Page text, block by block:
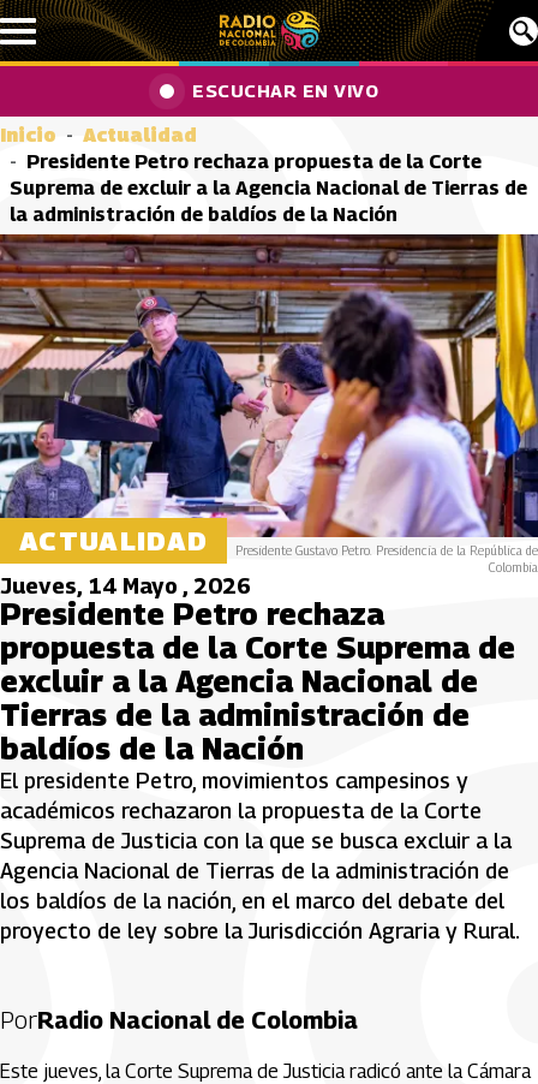
Pasar al contenido principal
ESCUCHAR EN VIVO
Inicio
Actualidad
Presidente Petro rechaza propuesta de la Corte
Suprema de excluir a la Agencia Nacional de Tierras de
la administración de baldíos de la Nación
ACTUALIDAD
Presidente Gustavo Petro. Presidencia de la República de
Colombia
Jueves, 14 Mayo , 2026
Presidente Petro rechaza
propuesta de la Corte Suprema de
excluir a la Agencia Nacional de
Tierras de la administración de
baldíos de la Nación
El presidente Petro, movimientos campesinos y
académicos rechazaron la propuesta de la Corte
Suprema de Justicia con la que se busca excluir a la
Agencia Nacional de Tierras de la administración de
los baldíos de la nación, en el marco del debate del
proyecto de ley sobre la Jurisdicción Agraria y Rural.
PorRadio Nacional de Colombia
Este jueves, la Corte Suprema de Justicia radicó ante la Cámara